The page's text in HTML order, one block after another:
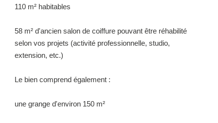
110 m² habitables
58 m² d'ancien salon de coiffure pouvant être réhabilité
selon vos projets (activité professionnelle, studio,
extension, etc.)
Le bien comprend également :
une grange d'environ 150 m²